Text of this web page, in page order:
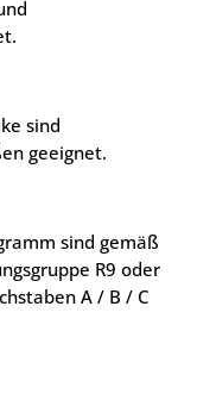
sind
geeignet.
sind gemäß
R9 oder
A / B / C